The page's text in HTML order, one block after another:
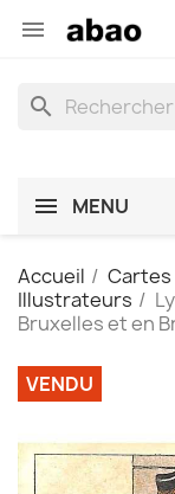

search
MENU
Accueil Cartes
Illustrateurs
Bruxelles et en
VENDU